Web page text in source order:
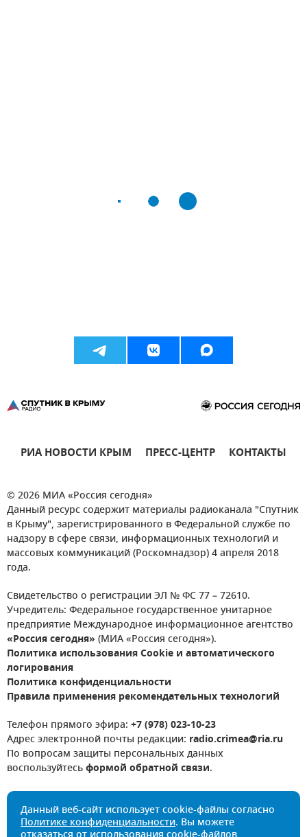
РИА НОВОСТИ КРЫМ ПРЕСС-ЦЕНТР КОНТАКТЫ
© 2026 МИА «Россия сегодня»
Данный ресурс содержит материалы радиоканала "Спутник
в Крыму", зарегистрированного в Федеральной службе по
надзору в сфере связи, информационных технологий и
массовых коммуникаций (Роскомнадзор) 4 апреля 2018
года.
Свидетельство о регистрации ЭЛ № ФС 77 – 72610.
Учредитель: Федеральное государственное унитарное
предприятие Международное информационное агентство
«Россия сегодня» (МИА «Россия сегодня»).
Политика использования Cookie и автоматического
логирования
Политика конфиденциальности
Правила применения рекомендательных технологий
Телефон прямого эфира: +7 (978) 023-10-23
Адрес электронной почты редакции: radio.crimea@ria.ru
По вопросам защиты персональных данных
воспользуйтесьформой обратной связи.
Данный веб-сайт использует cookie-файлы согласно
Политике конфиденциальности. Вы можете